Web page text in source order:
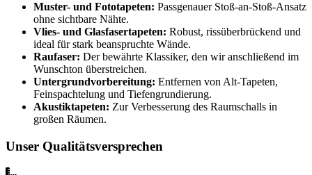
Muster- und Fototapeten: Passgenauer Stoß-an-Stoß-Ansatz
ohne sichtbare Nähte.
Vlies- und Glasfasertapeten: Robust, rissüberbrückend und
ideal für stark beanspruchte Wände.
Raufaser: Der bewährte Klassiker, den wir anschließend im
Wunschton überstreichen.
Untergrundvorbereitung: Entfernen von Alt-Tapeten,
Feinspachtelung und Tiefengrundierung.
Akustiktapeten: Zur Verbesserung des Raumschalls in
großen Räumen.
Unser Qualitätsversprechen